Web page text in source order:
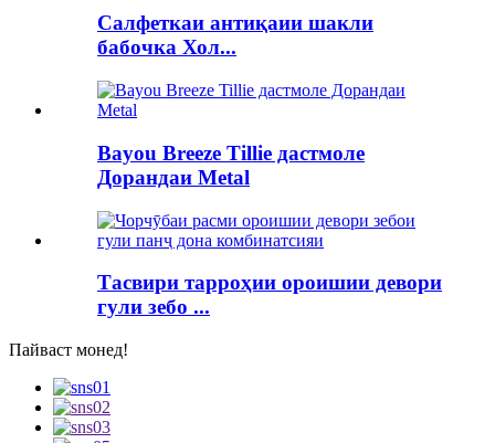
Салфеткаи антиқаии шакли
бабочка Хол...
Bayou Breeze Tillie дастмоле
Дорандаи Metal
Тасвири тарроҳии ороишии девори
гули зебо ...
Пайваст монед!